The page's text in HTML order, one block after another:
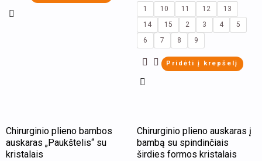
1 10 11 12
13
14
15 2 3 4
5
6
7 8 9
Pridėti į krepšelį
The
options
may
be
product
page
Chirurginio plieno bambos
auskaras „Paukštelis“ su
kristalais
product
has
Chirurginio plieno auskaras į
bambą su spindinčiais
širdies formos kristalais
product
has